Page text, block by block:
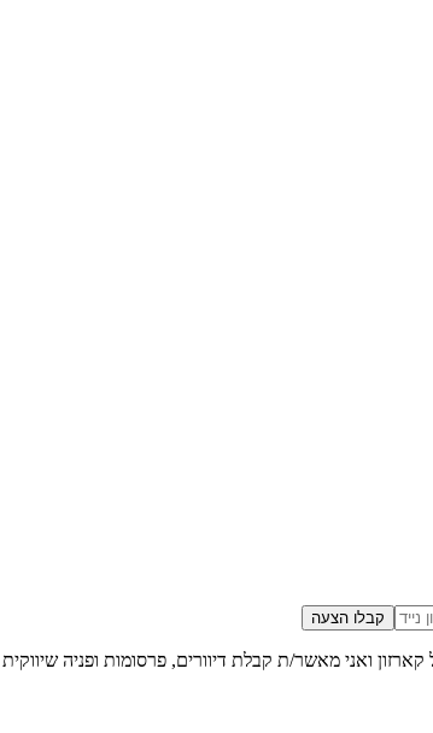
קבלו הצעה
ואני מאשר/ת קבלת דיוורים, פרסומות ופניה